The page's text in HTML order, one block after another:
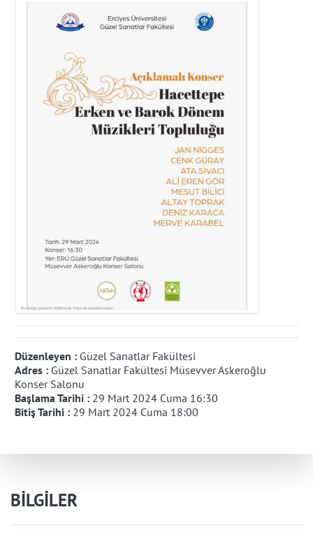
Düzenleyen : Güzel Sanatlar Fakültesi
Adres : Güzel Sanatlar Fakültesi Müsevver Askeroğlu
Konser Salonu
Başlama Tarihi : 29 Mart 2024 Cuma 16:30
Bitiş Tarihi : 29 Mart 2024 Cuma 18:00
BİLGİLER